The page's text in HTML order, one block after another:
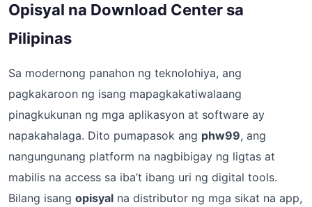
Opisyal na Download Center sa
Pilipinas
Sa modernong panahon ng teknolohiya, ang
pagkakaroon ng isang mapagkakatiwalaang
pinagkukunan ng mga aplikasyon at software ay
napakahalaga. Dito pumapasok ang phw99, ang
nangungunang platform na nagbibigay ng ligtas at
mabilis na access sa iba’t ibang uri ng digital tools.
Bilang isang opisyal na distributor ng mga sikat na app,